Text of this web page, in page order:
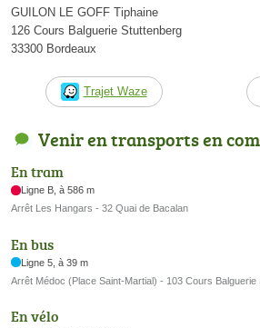
GUILON LE GOFF Tiphaine
126 Cours Balguerie Stuttenberg
33300 Bordeaux
Trajet Waze
Venir en transports en
En tram
Ligne B, à 586 m
Arrêt Les Hangars - 32 Quai de Bacalan
En bus
Ligne 5, à 39 m
Arrêt Médoc (Place Saint-Martial) - 103 Cours Balguerie
En vélo